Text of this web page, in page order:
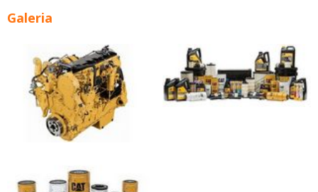
Galeria